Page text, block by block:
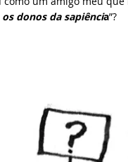
donos da sapiência”?